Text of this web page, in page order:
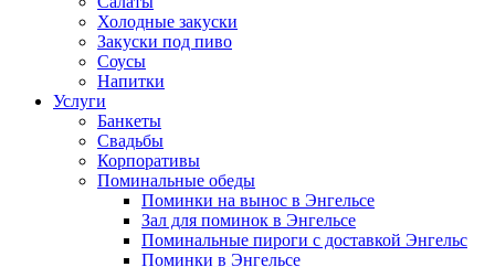
Холодные закуски
Закуски под пиво
Соусы
Напитки
Услуги
Банкеты
Свадьбы
Корпоративы
Поминальные обеды
Поминки на вынос в Энгельсе
Зал для поминок в Энгельсе
Поминальные пироги с доставкой Энгельс
Поминки в Энгельсе